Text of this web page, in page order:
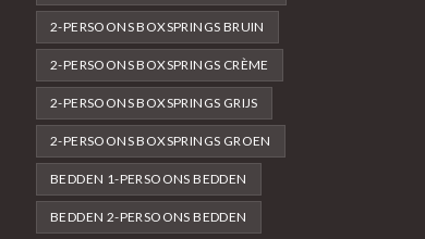
2-PERSOONS BOXSPRINGS BRUIN
2-PERSOONS BOXSPRINGS CRÈME
2-PERSOONS BOXSPRINGS GRIJS
2-PERSOONS BOXSPRINGS GROEN
BEDDEN 1-PERSOONS BEDDEN
BEDDEN 2-PERSOONS BEDDEN